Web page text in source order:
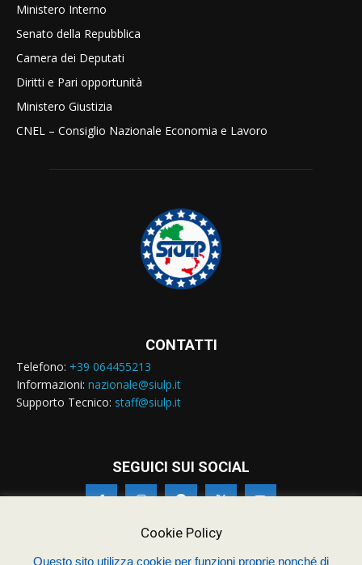
Ministero Interno
Senato della Repubblica
Camera dei Deputati
Diritti e Pari opportunità
Ministero Giustizia
CNEL – Consiglio Nazionale Economia e Lavoro
CONTATTI
Telefono: +39 064455213
Informazioni: nazionale@siulp.it
Supporto Tecnico: staff@siulp.it
SEGUICI SUI SOCIAL
Cookie Policy
Questo sito utilizza cookie per funzioni proprie nonché di